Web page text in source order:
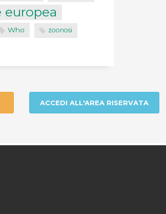
europea
Who zoonosi
ACCEDI ALL'AREA RISERVATA